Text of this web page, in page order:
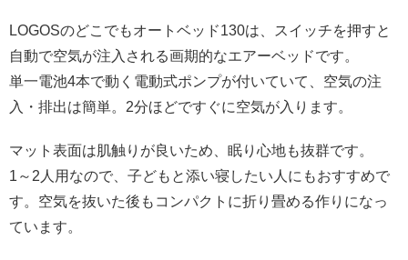
LOGOSのどこでもオートベッド130は、スイッチを押すと
自動で空気が注入される画期的なエアーベッドです。
単一電池4本で動く電動式ポンプが付いていて、空気の注
入・排出は簡単。2分ほどですぐに空気が入ります。
マット表面は肌触りが良いため、眠り心地も抜群です。
1～2人用なので、子どもと添い寝したい人にもおすすめで
す。空気を抜いた後もコンパクトに折り畳める作りになっ
ています。